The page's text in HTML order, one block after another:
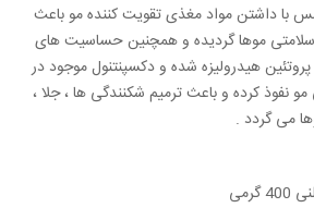
با داشتن مواد مغذی تقویت کننده مو باعث
موها گردیده و همچنین حساسیت های
هیدرولیزه شده و دکسپنتنول موجود در
نفوذ کرده و باعث ترمیم شکنندگی ها ، جلا ،
می گردد .